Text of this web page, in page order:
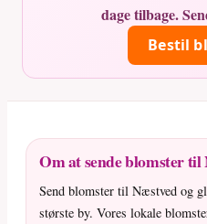
dage tilbage.
Bestil
Om at sende blomster
Send blomster til Næstved og
største by. Vores lokale